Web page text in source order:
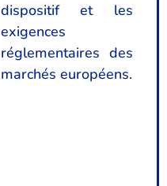
dispositif et les
exigences
réglementaires des
marchés européens.